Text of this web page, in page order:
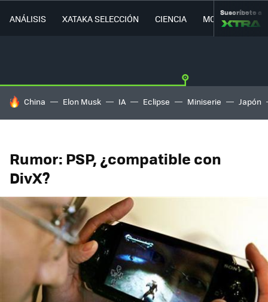
ANÁLISIS XATAKA SELECCIÓN CIENCIA MOVILIDAD
Suscríbete a
HOY SE HABLA DE
China Elon Musk IA Eclipse Miniserie Japón
Rumor: PSP, ¿compatible con
DivX?